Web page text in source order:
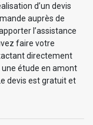
d’un devis
auprès de
l’assistance
faire votre
directement
une étude en amont
devis est gratuit et